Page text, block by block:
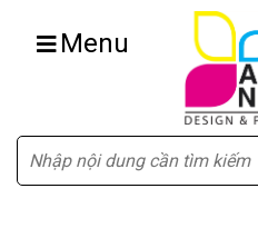
Menu